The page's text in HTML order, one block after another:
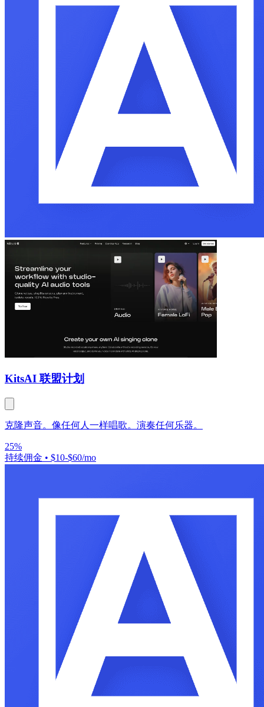
KitsAI 联盟计划
克隆声音。像任何人一样唱歌。演奏任何乐器。
25%
持续佣金 • $10-$60/mo